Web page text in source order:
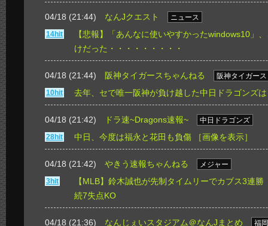
04/18 (21:44) なんJクエスト
ニュース
14hit
【悲報】「あんなに使いやすかったwindows10」
けだった・・・・・・・・・
04/18 (21:44) 阪神タイガースちゃんねる
阪神タイガース
10hit
去年、セで唯一阪神が負け越した中日ドラゴンズ
04/18 (21:42) ドラ速~Dragons速報~
中日ドラゴンズ
28hit
中日、今度は福永と花田も負傷 ［画像を表示］
04/18 (21:42) やきう速報ちゃんねる
メジャー
3hit
【MLB】鈴木誠也が先制タイムリーでカブス3連
続7失点KO
04/18 (21:36) なんじぇいスタジアム＠なんJまとめ
福